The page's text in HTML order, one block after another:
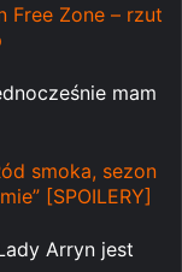
Free Zone – rzut
mam
smoka, sezon
[SPOILERY]
Arryn jest